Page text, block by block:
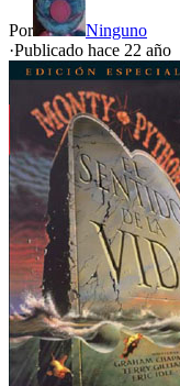
Por
Ninguno
·Publicado hace 22 año